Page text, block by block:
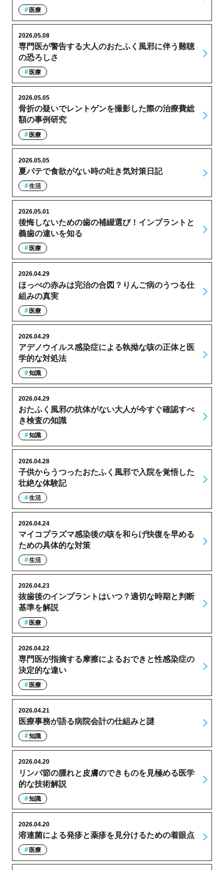
医療
専門医が警告する大人のおたふく風邪に伴う難聴
の恐ろしさ
2026.05.08
医療
骨折の疑いでレントゲンを撮影した際の治療費総
額の事例研究
2026.05.05
医療
夏バテで食欲がない時の吐き気対策日記
2026.05.05
生活
後悔しないための歯の補綴選び！インプラントと
義歯の違いを知る
2026.05.01
医療
ほっぺの赤みは完治の合図？りんご病のうつる仕
組みの真実
2026.04.29
医療
アデノウイルス感染症による執拗な咳の正体と医
学的な対処法
2026.04.29
知識
おたふく風邪の抗体がない大人が今すぐ確認すべ
き検査の知識
2026.04.29
知識
子供からうつったおたふく風邪で入院を覚悟した
壮絶な体験記
2026.04.28
生活
マイコプラズマ感染後の咳を和らげ快復を早める
ための具体的な対策
2026.04.24
生活
抜歯後のインプラントはいつ？適切な時期と判断
基準を解説
2026.04.23
医療
専門医が指摘する摩擦によるおできと性感染症の
決定的な違い
2026.04.22
医療
医療事務が語る病院会計の仕組みと謎
2026.04.21
知識
リンパ節の腫れと皮膚のできものを見極める医学
的な技術解説
2026.04.20
知識
溶連菌による発疹と薬疹を見分けるための着眼点
2026.04.20
医療